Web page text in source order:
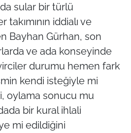
sular bir türlü
iddialı ve
Bayhan Gürhan, son
ve ada konseyinde
durumu hemen fark
kendi isteğiyle mi
oylama sonucu mu
bir kural ihlali
mi edildiğini